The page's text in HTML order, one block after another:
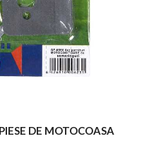
PIESE DE MOTOCOASA